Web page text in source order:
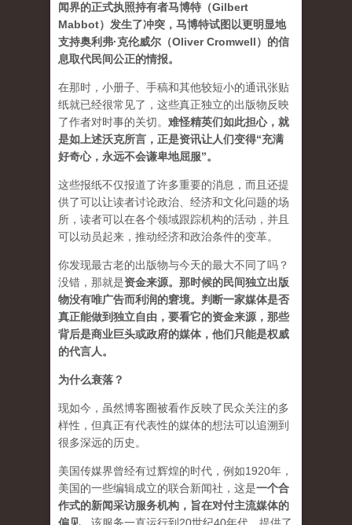
闻界的正式执照持有者马博特（Gilbert
Mabbot）发生了冲突，马博特试图以更明显地
支持奥利弗·克伦威尔（Oliver Cromwell）的信
息取代民间公正的情报。
在那时，小册子、手稿和其他较短小的通讯张贴
纸就已经很常见了，这些真正独立的出版物反映
了作者对时事的关切。 难怪精英们如此担心，就
是如上述沃克所言，正是资讯让人们变得“充满
好奇心，永远不会谦卑地屈服”。
这些报纸不仅报道了许多重要的消息，而且还提
供了可以让读者讨论政治、经济和文化问题的场
所，读者可以在各个领域跟踪机构的活动，并且
可以动员起来，推动经济和政治条件的变革。
你发现最古老的出版物与今天的最大不同了吗？
没错，那就是资金来源。 那时候的民间独立出版
物没有唯广告而利润的窘境。判断一家媒体是否
真正能做到独立自由，要看它的资金来源，那些
背后是商业巨头或政府的媒体，他们只能是权威
的代言人。
为什么衰落？
现如今，虽然博客圈被看作反映了民众关注的多
样性，但真正有代表性的媒体的想法可以追溯到
很多深远的历史。
美国传媒界曾经有过辉煌的时代，例如1920年，
美国的一些编辑成立的联合新闻社，这是一个合
作式的新闻采访服务机构，旨在对付主流媒体的